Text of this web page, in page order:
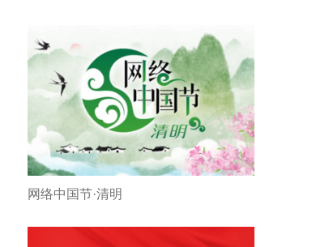
网络中国节·清明